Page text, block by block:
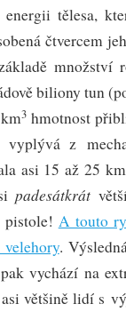
tělesa,
čtvercem
množství
biliony tun
3hmotnost
z
asi 15 až 25
padesátkrát
A touto
.
vychází na
většině lidí s